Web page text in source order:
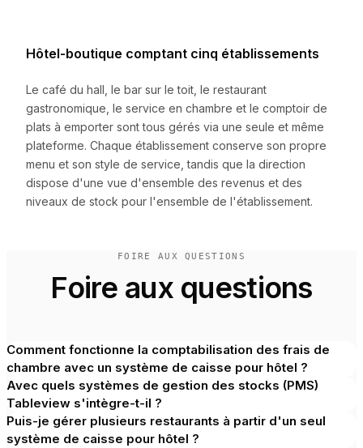
Hôtel-boutique comptant cinq établissements
Le café du hall, le bar sur le toit, le restaurant
gastronomique, le service en chambre et le comptoir de
plats à emporter sont tous gérés via une seule et même
plateforme. Chaque établissement conserve son propre
menu et son style de service, tandis que la direction
dispose d'une vue d'ensemble des revenus et des
niveaux de stock pour l'ensemble de l'établissement.
FOIRE AUX QUESTIONS
Foire aux questions
Comment fonctionne la comptabilisation des frais de
chambre avec un système de caisse pour hôtel ?
Avec quels systèmes de gestion des stocks (PMS)
Tableview s'intègre-t-il ?
Puis-je gérer plusieurs restaurants à partir d'un seul
système de caisse pour hôtel ?